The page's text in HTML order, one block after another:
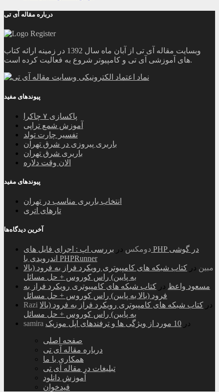
درباره مقاله آی تی
وبسایت مقاله آی تی از آبان ماه سال 1392 در زمینه ارائه کتاب
های آموزشی آی تی و کامپیوتر شروع به فعالیت کرده است.
پیوندهای مفید
پاکسازی ۷ چاکرا
آموزش شمع تراپی
تفسیر چارت تولد
باربری پیروزی در شرق تهران
باربری شرق تهران
الان وقت دلاره
پیوندهای مفید
انتخاب باربری مناسب در تهران
تارهای اتری
آخرین دیدگاه‌ها
دومکس در بررسی اپ : اجرای فایل های PHP در گوشی
اندرویدی با PHPRunner
مبین در کتاب شبکه های کامپیوتری رویکرد فراز به فرود (بالا
به پایین) راس کوروس + حل مسائل
مسعود واعظ در کتاب شبکه های کامپیوتری رویکرد فراز به
فرود (بالا به پایین) راس کوروس + حل مسائل
Razi
در کتاب شبکه های کامپیوتری رویکرد فراز به فرود (بالا
به پایین) راس کوروس + حل مسائل
samira
در 10 مورد از ویژگی ها و ترفندهای اپل موزیک
صفحه اصلی
درباره مقاله آی تی
همکاری با ما
تبلیغات در مقاله آی تی
آموزش دانلود
فیدخوان